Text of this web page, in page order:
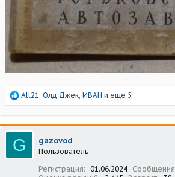
Р
а
к
ц
и
и
All21, Олд Джек, ИВАН и еще 5
G gazovod
Пользователь
Регистрация
01.06.2024 Сообщения